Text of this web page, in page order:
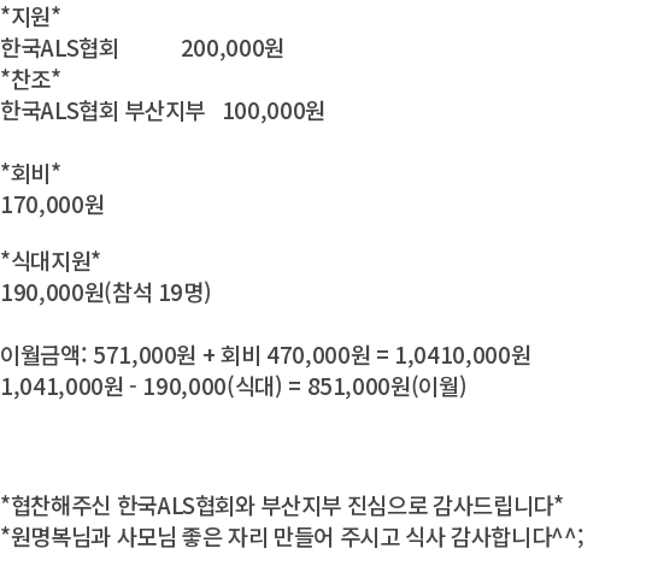
*지원*
한국ALS협회 200,000원
*찬조*
한국ALS협회 부산지부 100,000원
*회비*
170,000원
*식대지원*
190,000원(참석 19명)
이월금액: 571,000원 + 회비 470,000원 = 1,0410,000원
1,041,000원 - 190,000(식대) = 851,000원(이월)
*협찬해주신 한국ALS협회와 부산지부 진심으로감사드립니다*
*원명복님과 사모님 좋은 자리 만들어 주시고 식사 감사합니다^^;